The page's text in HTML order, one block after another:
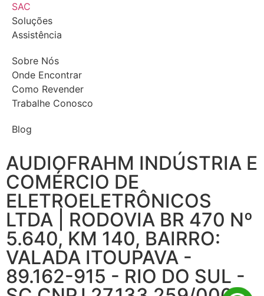
SAC
Soluções
Assistência
Sobre Nós
Onde Encontrar
Como Revender
Trabalhe Conosco
Blog
AUDIOFRAHM INDÚSTRIA E
COMÉRCIO DE
ELETROELETRÔNICOS
LTDA | RODOVIA BR 470 Nº
5.640, KM 140, BAIRRO:
VALADA ITOUPAVA -
89.162-915 - RIO DO SUL -